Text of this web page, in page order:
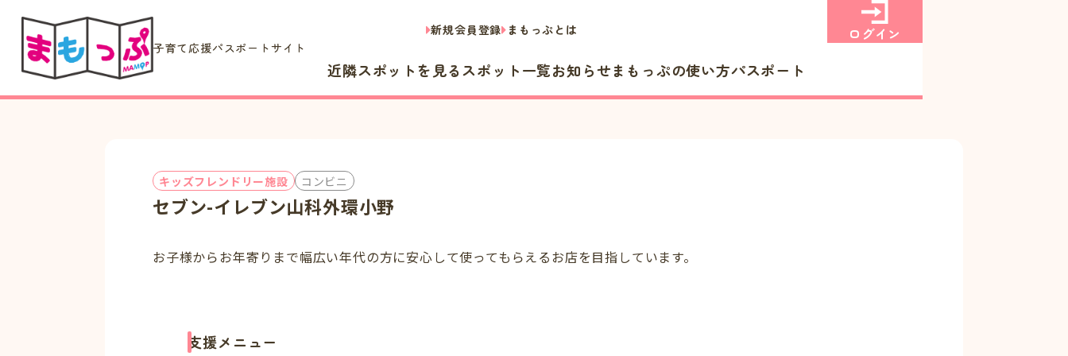
子育て応援パスポートサイト
新規会員登録 まもっぷとは ログイン
近隣スポットを見るスポット一覧お知らせまもっぷの使い方パスポート
キッズフレンドリー施設 コンビニ
セブン-イレブン山科外環小野
お子様からお年寄りまで幅広い年代の方に安心して使ってもらえるお店を目指しています。
支援メニュー